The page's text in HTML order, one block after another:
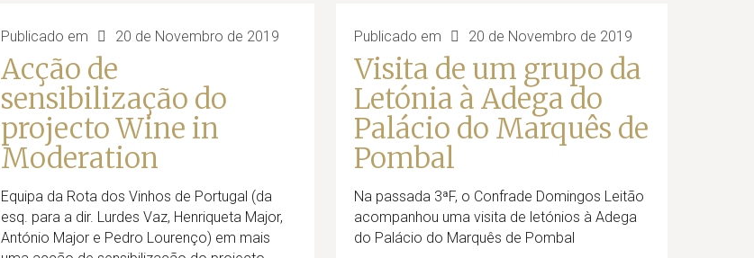
Publicado em 20 de Novembro de 2019
Acção de
sensibilização do
projecto Wine in
Moderation
Equipa da Rota dos Vinhos de Portugal (da
esq. para a dir. Lurdes Vaz, Henriqueta Major,
António Major e Pedro Lourenço) em mais
Publicado em 20 de Novembro de 2019
Visita de um grupo da
Letónia à Adega do
Palácio do Marquês de
Pombal
Na passada 3ªF, o Confrade Domingos Leitão
acompanhou uma visita de letónios à Adega
do Palácio do Marquês de Pombal